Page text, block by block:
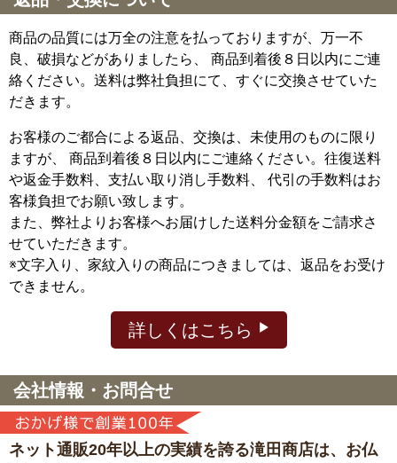
商品の品質には万全の注意を払っておりますが、万一不
良、破損などがありましたら、 商品到着後８日以内にご連
絡ください。送料は弊社負担にて、すぐに交換させていた
だきます。
お客様のご都合による返品、交換は、未使用のものに限り
ますが、
商品到着後８日以内にご連絡ください。往復送料
や返金手数料、支払い取り消し手数料、 代引の手数料はお
客様負担でお願い致します。
また、弊社よりお客様へお届けした送料分金額をご請求さ
せていただきます。
※文字入り、家紋入りの商品につきましては、返品をお受け
できません。
詳しくはこちら
会社情報・お問合せ
ネット通販20年以上の実績を誇る滝田商店は、 お仏